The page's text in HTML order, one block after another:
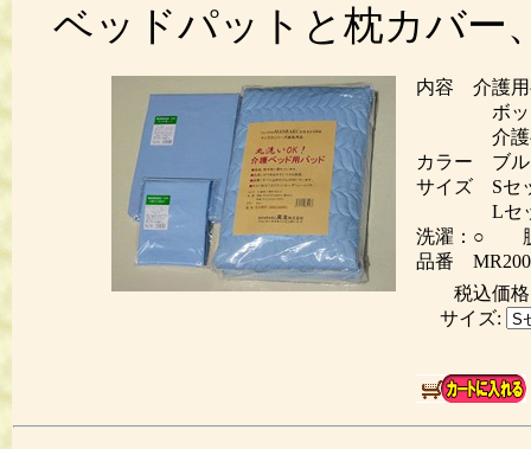
ベッドパットと枕カバー
内容 介護用
ボック
介護ベッ
カラー ブ
サイズ Sセ
Lセット
洗濯：○
品番
税込価
サイズ: